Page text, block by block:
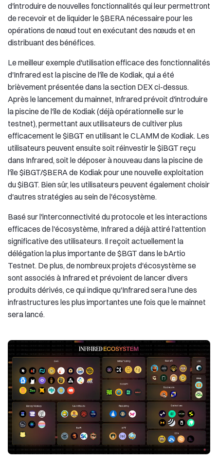
d'introduire de nouvelles fonctionnalités qui leur permettront
de recevoir et de liquider le $BERA nécessaire pour les
opérations de nœud tout en exécutant des nœuds et en
distribuant des bénéfices.
Le meilleur exemple d'utilisation efficace des fonctionnalités
d'Infrared est la piscine de l'île de Kodiak, qui a été
brièvement présentée dans la section DEX ci-dessus.
Après le lancement du mainnet, Infrared prévoit d'introduire
la piscine de l'île de Kodiak (déjà opérationnelle sur le
testnet), permettant aux utilisateurs de cultiver plus
efficacement le $iBGT en utilisant le CLAMM de Kodiak. Les
utilisateurs peuvent ensuite soit réinvestir le $iBGT reçu
dans Infrared, soit le déposer à nouveau dans la piscine de
l'île $iBGT/$BERA de Kodiak pour une nouvelle exploitation
du $iBGT. Bien sûr, les utilisateurs peuvent également choisir
d'autres stratégies au sein de l'écosystème.
Basé sur l'interconnectivité du protocole et les interactions
efficaces de l'écosystème, Infrared a déjà attiré l'attention
significative des utilisateurs. Il reçoit actuellement la
délégation la plus importante de $BGT dans le bArtio
Testnet. De plus, de nombreux projets d'écosystème se
sont associés à Infrared et prévoient de lancer divers
produits dérivés, ce qui indique qu'Infrared sera l'une des
infrastructures les plus importantes une fois que le mainnet
sera lancé.